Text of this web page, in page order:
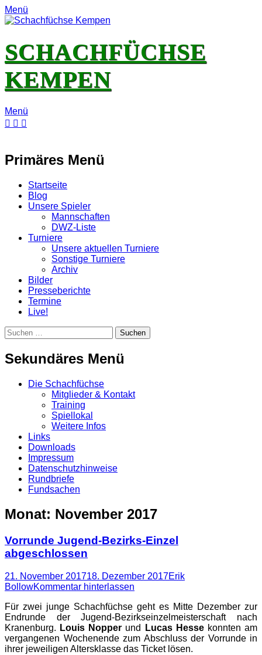
Menü
SCHACHFÜCHSE
KEMPEN
Menü
E-
FeedYouTube
Primäres Menü
Zum
Inhalt
springen
Startseite
Blog
Unsere Spieler
Mannschaften
DWZ-Liste
Turniere
Unsere aktuellen Turniere
Sonstige Turniere
Archiv
Bilder
Presseberichte
Termine
Live!
Suchen
Suchen
nach:
Sekundäres Menü
Zum
Die Schachfüchse
Mitglieder & Kontakt
Training
Spiellokal
Weitere Infos
Links
Downloads
Impressum
Datenschutzhinweise
Rundbriefe
Fundsachen
Monat: November 2017
Vorrunde Jugend-Bezirks-Einzel
abgeschlossen
Posted
on
21. November 201718. Dezember 2017Autor
Erik
BollowKommentar hinterlassen
Für zwei junge Schachfüchse geht es Mitte Dezember zur
Endrunde der Jugend-Bezirkseinzelmeisterschaft nach
Kranenburg. Louis Nopper und Lucas Hessekonnten am
vergangenen Wochenende zum Abschluss der Vorrunde in
ihrer jeweiligen Altersklasse das Ticket lösen.